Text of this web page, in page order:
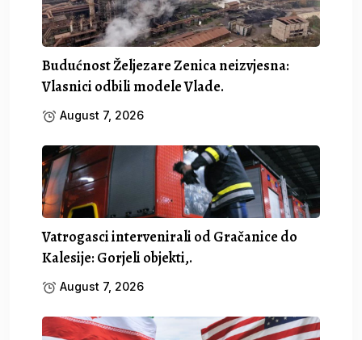
Budućnost Željezare Zenica neizvjesna:
Vlasnici odbili modele Vlade.
August 7, 2026
Vatrogasci intervenirali od Gračanice do
Kalesije: Gorjeli objekti,.
August 7, 2026